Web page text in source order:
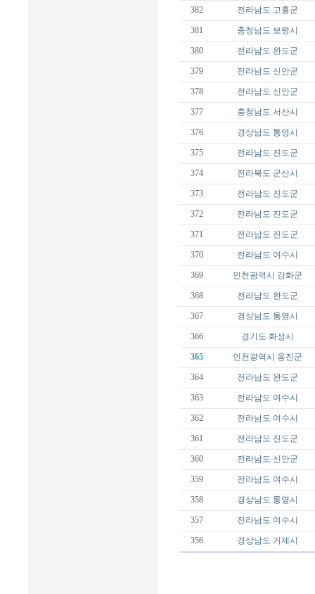
382 전라남도 고흥군
381 충청남도 보령시
380 전라남도 완도군
379 전라남도 신안군
378 전라남도 신안군
377 충청남도 서산시
376 경상남도 통영시
375 전라남도 진도군
374 전라북도 군산시
373 전라남도 진도군
372 전라남도 진도군
371 전라남도 진도군
370 전라남도 여수시
369 인천광역시 강화군
368 전라남도 완도군
367 경상남도 통영시
366 경기도 화성시
365 인천광역시 옹진군
364 전라남도 완도군
363 전라남도 여수시
362 전라남도 여수시
361 전라남도 진도군
360 전라남도 신안군
359 전라남도 여수시
358 경상남도 통영시
357 전라남도 여수시
356 경상남도 거제시